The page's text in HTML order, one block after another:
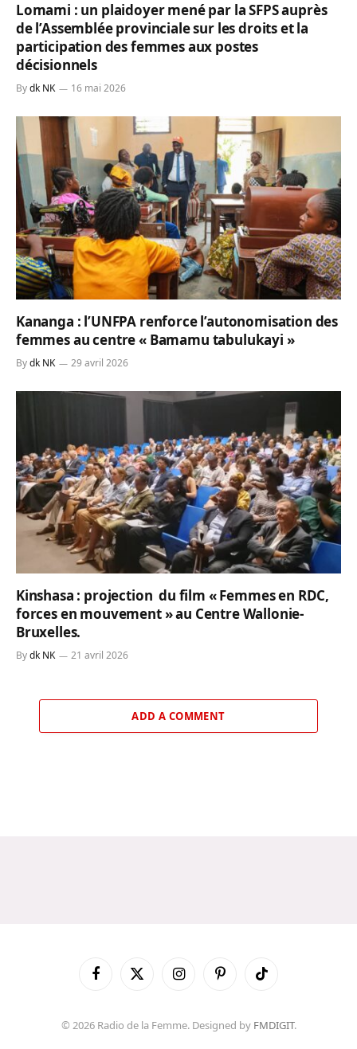
Lomami : un plaidoyer mené par la SFPS auprès
de l’Assemblée provinciale sur les droits et la
participation des femmes aux postes
décisionnels
Bydk NK 16 mai 2026
Kananga : l’UNFPA renforce l’autonomisation des
femmes au centre « Bamamu tabulukayi »
Bydk NK 29 avril 2026
Kinshasa : projection du film « Femmes en RDC,
forces en mouvement » au Centre Wallonie-
Bruxelles.
Bydk NK 21 avril 2026
ADD A COMMENT
FacebookX
InstagramPinterestTikTok
© 2026 Radio de la Femme. Designed by FMDIGIT.